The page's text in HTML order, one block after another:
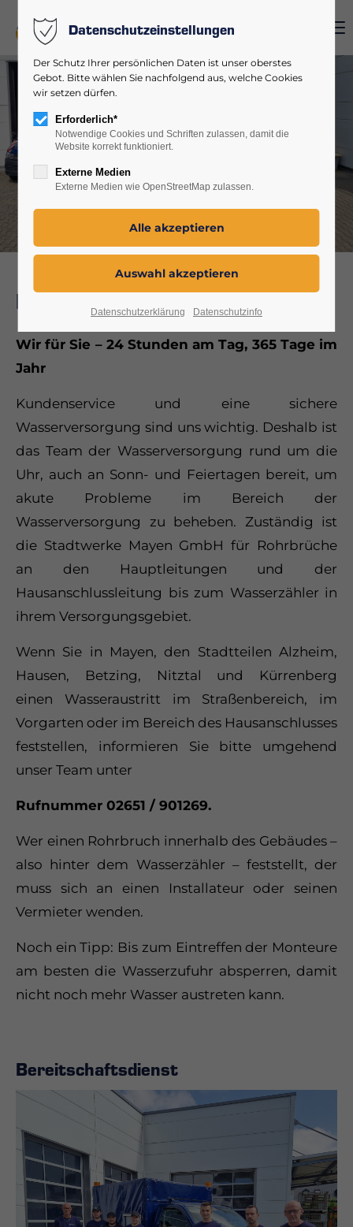
Login
Benutzername
Passwort
Lost your password?
Support
Lorem ipsum dolor sit amet:
24h/ 365days
We offer support for our customers
Mon - Fri 8:00am - 5:00pm (GMT +1)
Get in touch
Cybersteel Inc.
San Francisco, CA 94102
Have any questions?
+44 1234 567 890
info@yourdomain.com
About us
consectetuer adipiscing elit.
Aenean commodo ligula eget dolor. Aenean
magnis dis parturient montes, nascetur
ridiculus mus. Donec quam felis, ultricies
Bereitschaftsdienst
Wir für Sie – 24 Stunden am Tag, 365 Tage im
Jahr
Kundenservice und eine sichere
Wasserversorgung sind uns wichtig. Deshalb ist
das Team der Wasserversorgung rund um die
Uhr, auch an Sonn- und Feiertagen bereit, um
akute Probleme im Bereich der
Wasserversorgung zu beheben. Zuständig ist
die Stadtwerke Mayen GmbH für Rohrbrüche
an den Hauptleitungen und der
Hausanschlussleitung bis zum Wasserzähler in
ihrem Versorgungsgebiet.
Wenn Sie in Mayen, den Stadtteilen Alzheim,
Hausen, Betzing, Nitztal und Kürrenberg
einen Wasseraustritt im Straßenbereich, im
Vorgarten oder im Bereich des Hausanschlusses
feststellen, informieren Sie bitte umgehend
unser Team unter
Rufnummer 02651 / 901269.
Wer einen Rohrbruch innerhalb des Gebäudes –
also hinter dem Wasserzähler – feststellt, der
muss sich an einen Installateur oder seinen
Vermieter wenden.
Noch ein Tipp: Bis zum Eintreffen der Monteure
am besten die Wasserzufuhr absperren, damit
nicht noch mehr Wasser austreten kann.
Bereitschaftsdienst
Datenschutzeinstellungen
Der Schutz Ihrer persönlichen Daten ist unser oberstes
Gebot. Bitte wählen Sie nachfolgend aus, welche Cookies
wir setzen dürfen.
Erforderlich*
Notwendige Cookies und Schriften zulassen, damit die
Website korrekt funktioniert.
Externe Medien
Externe Medien wie OpenStreetMap zulassen.
Datenschutzerklärung Datenschutzinfo